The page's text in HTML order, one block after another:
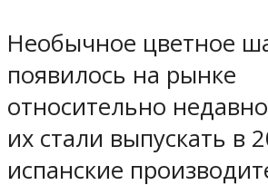
Необычное цветное
появилось на рынке
относительно
их стали выпускать в
испанские